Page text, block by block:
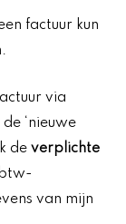
factuur kun
via
‘nieuwe
de verplichte
van mijn